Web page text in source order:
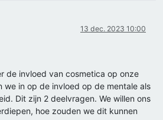
13 dec. 2023 10:00
de invloed van cosmetica op onze
we in op de invloed op de mentale als
Dit zijn 2 deelvragen. We willen ons
hoe zouden we dit kunnen